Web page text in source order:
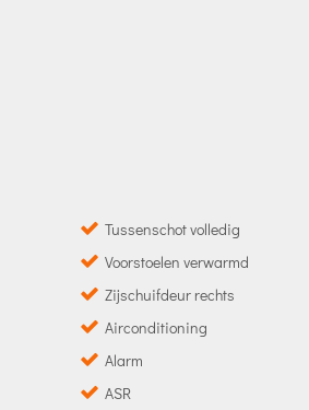
Tussenschot volledig
Voorstoelen verwarmd
Zijschuifdeur rechts
Airconditioning
Alarm
ASR